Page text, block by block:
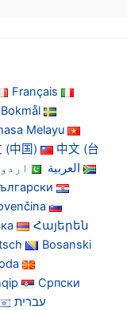
Français
Melayu
(中国)
中文 (台
العربية اردو
Հայերեն
Bosanski
Српски
עברית